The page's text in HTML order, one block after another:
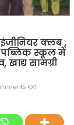
क्लब ,
पब्लिक स्कूल में
सामग्री
Offon
मैजिक